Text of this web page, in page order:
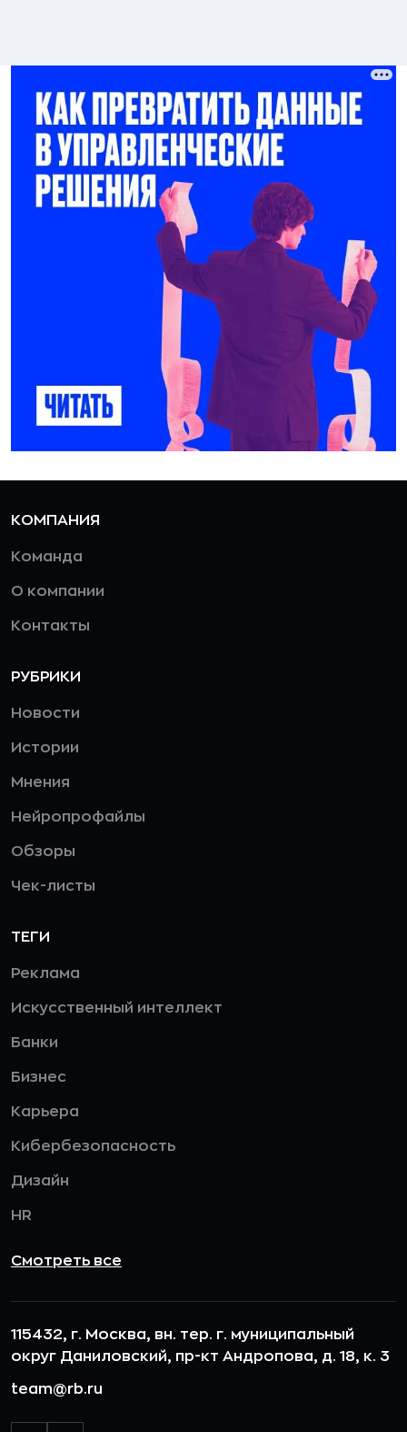
КОМПАНИЯ
Команда
О компании
Контакты
РУБРИКИ
Новости
Истории
Мнения
Нейропрофайлы
Обзоры
Чек-листы
ТЕГИ
Реклама
Искусственный интеллект
Банки
Бизнес
Карьера
Кибербезопасность
Дизайн
HR
Смотреть все
115432, г. Москва, вн. тер. г. муниципальный
округ Даниловский, пр-кт Андропова, д. 18, к. 3
team@rb.ru